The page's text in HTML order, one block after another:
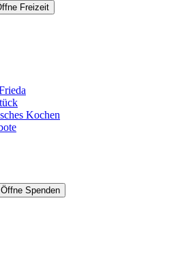
Freizeit
Kochen
Öffne Spenden